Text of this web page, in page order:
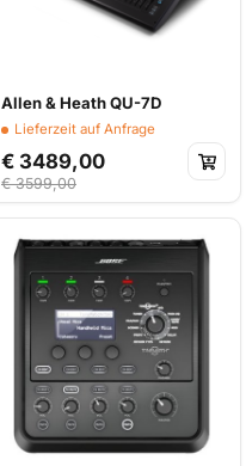
Allen & Heath QU-7D
Lieferzeit auf Anfrage
€ 3489,00
€ 3599,00